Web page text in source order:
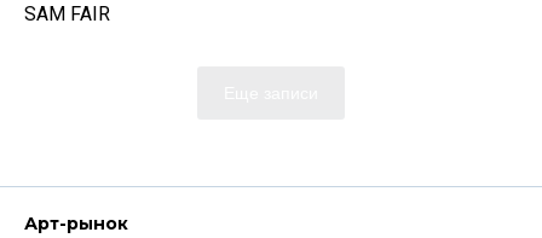
SAM FAIR
Арт-рынок